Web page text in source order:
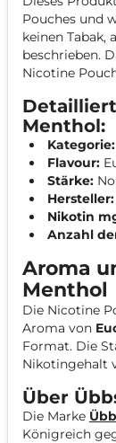
Pouches und
keinen Tabak,
beschrieben.
Nicotine
Menthol:
Kategorie:
Flavour:
Stärke:
Hersteller:
Nikotin
Anzahl
Aroma
Menthol
Die Nicotine
Aroma von
Format. Die
Nikotingehalt
Über
Die Marke
Königreich